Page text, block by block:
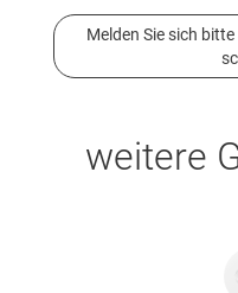
Melden Sie sich
weitere